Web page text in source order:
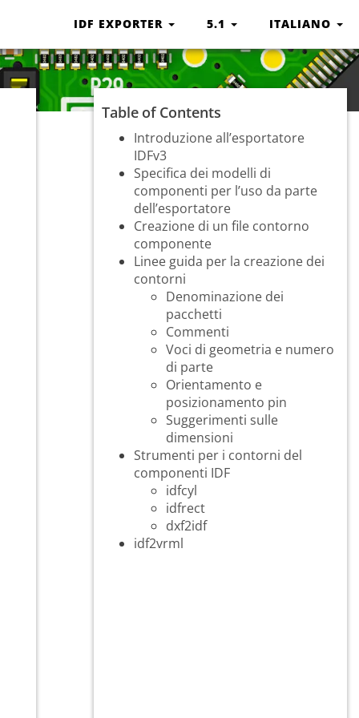
IDF EXPORTER 5.1 ITALIANO
Table of Contents
Introduzione all’esportatore
IDFv3
Specifica dei modelli di
componenti per l’uso da parte
dell’esportatore
Creazione di un file contorno
componente
Linee guida per la creazione dei
contorni
Denominazione dei
pacchetti
Commenti
Voci di geometria e numero
di parte
Orientamento e
posizionamento pin
Suggerimenti sulle
dimensioni
Strumenti per i contorni del
componenti IDF
idfcyl
idfrect
dxf2idf
idf2vrml